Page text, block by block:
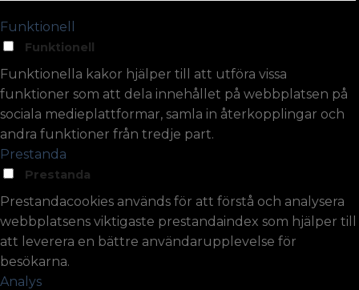
Funktionell
Funktionell
Funktionella kakor hjälper till att utföra vissa
funktioner som att dela innehållet på webbplatsen på
sociala medieplattformar, samla in återkopplingar och
andra funktioner från tredje part.
Prestanda
Prestanda
Prestandacookies används för att förstå och analysera
webbplatsens viktigaste prestandaindex som hjälper till
att leverera en bättre användarupplevelse för
besökarna.
Analys